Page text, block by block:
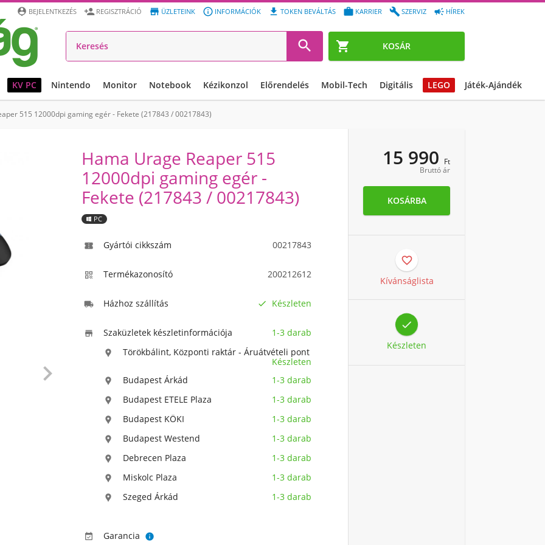
 KOSÁR
 HÍREK
 SZERVIZ
 KARRIER
 TOKEN BEVÁLTÁS
 INFORMÁCIÓK
 ÜZLETEINK
 REGISZTRÁCIÓ
 BEJELENTKEZÉS

KV PC Nintendo Monitor Notebook Kézikonzol Előrendelés Mobil-Tech Digitális LEGO Játék-Ajándék
515 12000dpi gaming egér - Fekete (217843 / 00217843)

Hama Urage Reaper 515
12000dpi gaming egér -
Fekete (217843 / 00217843)
PC
 Gyártói cikkszám 00217843
 Termékazonosító 200212612
 Házhoz szállítás Készleten

 Szaküzletek készletinformációja 1-3 darab

Törökbálint, Központi raktár - Áruátvételi pont
Készleten
 Budapest Árkád 1-3 darab
 Budapest ETELE Plaza 1-3 darab
 Budapest KÖKI 1-3 darab
 Budapest Westend 1-3 darab
 Debrecen Plaza 1-3 darab
 Miskolc Plaza 1-3 darab
 Szeged Árkád 1-3 darab
 Garancia 
15 990 Ft
Bruttó ár
KOSÁRBA

Kívánságlista

Készleten